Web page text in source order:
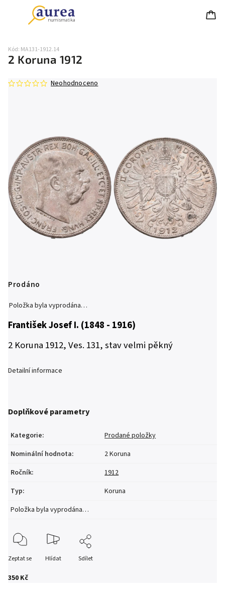
2 Koruna 1912
Kód: MA131-1912.14
Neohodnoceno
350 Kč
Prodáno
Položka byla vyprodána…
František Josef I. (1848 - 1916)
2 Koruna 1912, Ves. 131, stav velmi pěkný
Detailní informace
Doplňkové parametry
Kategorie:
Prodané položky
Nominální hodnota:
2 Koruna
Ročník:
1912
Typ:
Koruna
Položka byla vyprodána…
Zeptat se Hlídat Sdílet